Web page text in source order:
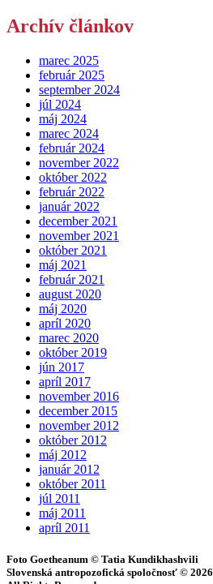
Archív článkov
marec 2025
február 2025
september 2024
júl 2024
máj 2024
marec 2024
február 2024
november 2022
október 2022
február 2022
január 2022
december 2021
november 2021
október 2021
máj 2021
február 2021
august 2020
máj 2020
apríl 2020
marec 2020
október 2019
jún 2017
apríl 2017
november 2016
december 2015
november 2012
október 2012
máj 2012
január 2012
október 2011
júl 2011
máj 2011
apríl 2011
Foto Goetheanum © Tatia Kundikhashvili
Slovenská antropozofická spoločnosť © 2026